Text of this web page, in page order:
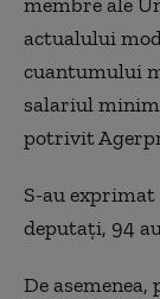
actualului
cuantumului
salariul
potrivit
S-au exprimat
deputați, 94
De